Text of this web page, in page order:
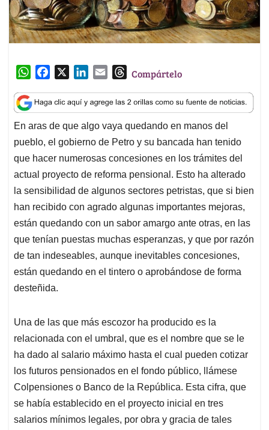
W
a
t
s
A
p
p
c
e
b
o
o
k
n
k
e
d
I
n
a
i
l
T
r
e
a
d
s
Compártelo
En aras de que algo vaya quedando en manos del
pueblo, el gobierno de Petro y su bancada han tenido
que hacer numerosas concesiones en los trámites del
actual proyecto de reforma pensional. Esto ha alterado
la sensibilidad de algunos sectores petristas, que si bien
han recibido con agrado algunas importantes mejoras,
están quedando con un sabor amargo ante otras, en las
que tenían puestas muchas esperanzas, y que por razón
de tan indeseables, aunque inevitables concesiones,
están quedando en el tintero o aprobándose de forma
desteñida.
Una de las que más escozor ha producido es la
relacionada con el umbral, que es el nombre que se le
ha dado al salario máximo hasta el cual pueden cotizar
los futuros pensionados en el fondo público, llámese
Colpensiones o Banco de la República. Esta cifra, que
se había establecido en el proyecto inicial en tres
salarios mínimos legales, por obra y gracia de tales